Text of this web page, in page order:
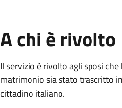
A chi è rivolto
Il servizio è rivolto agli sposi
matrimonio sia stato trascritto
cittadino italiano.